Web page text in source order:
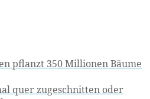
pflanzt 350 Millionen Bäume
quer zugeschnitten oder